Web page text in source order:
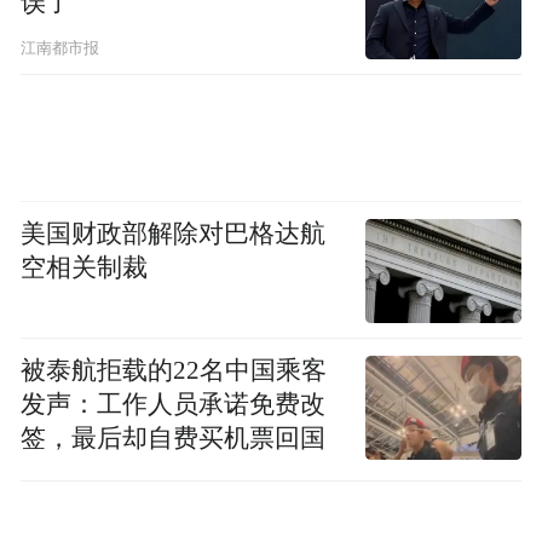
江南都市报
美国财政部解除对巴格达航
空相关制裁
被泰航拒载的22名中国乘客
发声：工作人员承诺免费改
签，最后却自费买机票回国